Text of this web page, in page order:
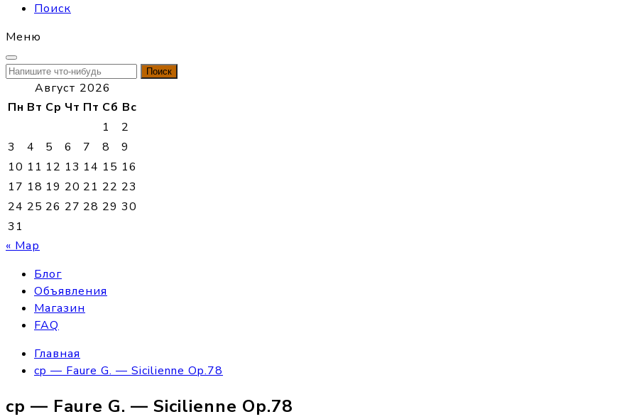
Поиск
Меню
Найти:
Август 2026
Пн Вт Ср Чт Пт Сб Вс
1
2
3
4 5 6 7 8
9
10 11 12 13 14 15 16
17 18 19 20 21 22 23
24 25 26 27 28 29 30
31
« Мар
Блог
Объявления
Магазин
FAQ
Главная
cp — Faure G. — Sicilienne Op.78
cp — Faure G. — Sicilienne Op.78